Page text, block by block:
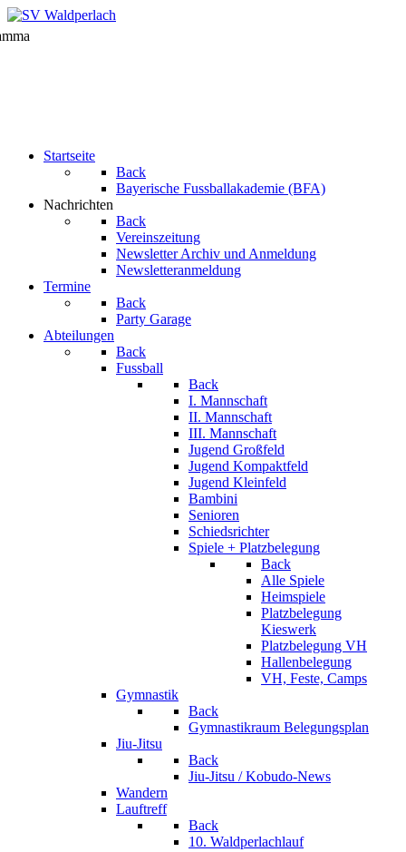
Startseite
Back
Bayerische Fussballakademie (BFA)
Nachrichten
Back
Vereinszeitung
Newsletter Archiv und Anmeldung
Newsletteranmeldung
Termine
Back
Party Garage
Abteilungen
Back
Fussball
Back
I. Mannschaft
II. Mannschaft
III. Mannschaft
Jugend Großfeld
Jugend Kompaktfeld
Jugend Kleinfeld
Bambini
Senioren
Schiedsrichter
Spiele + Platzbelegung
Back
Alle Spiele
Heimspiele
Platzbelegung
Kieswerk
Platzbelegung VH
Hallenbelegung
VH, Feste, Camps
Gymnastik
Back
Gymnastikraum Belegungsplan
Jiu-Jitsu
Back
Jiu-Jitsu / Kobudo-News
Wandern
Lauftreff
Back
10. Waldperlachlauf